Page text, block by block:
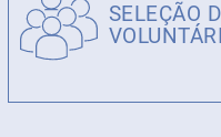
SELEÇÃO